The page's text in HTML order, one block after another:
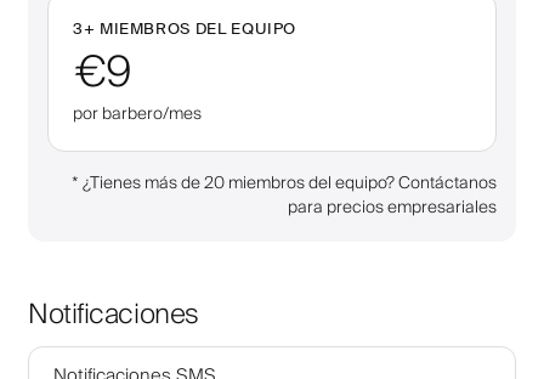
3+ MIEMBROS DEL EQUIPO
€9
por barbero/mes
*¿Tienes más de 20 miembros del equipo? Contáctanos
para precios empresariales
Notificaciones